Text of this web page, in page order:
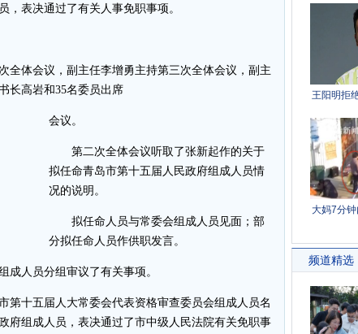
，表决通过了有关人事免职事项。
体会议，副主任李增勇主持第三次全体会议，副主
长高岩和35名委员出席
会议。
第二次全体会议听取了张新起作的关于
拟任命青岛市第十五届人民政府组成人员情
况的说明。
拟任命人员与常委会组成人员见面；部
分拟任命人员作供职发言。
人员分组审议了有关事项。
十五届人大常委会代表资格审查委员会组成人员名
府组成人员，表决通过了市中级人民法院有关免职事